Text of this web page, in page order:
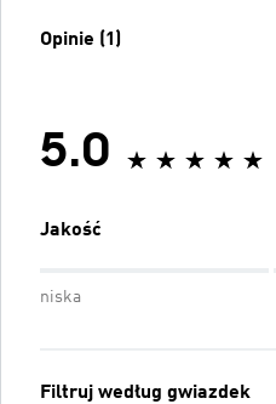
Opinie (1)
5.0
Jakość
niska
Filtruj według gwiazdek